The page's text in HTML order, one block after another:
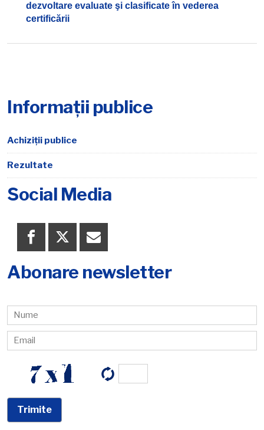
dezvoltare evaluate şi clasificate în vederea
certificării
Informații publice
Achiziții publice
Rezultate
Social Media
Abonare newsletter